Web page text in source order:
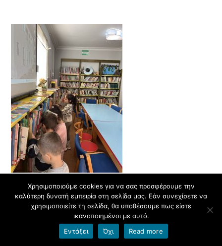
ΕΠΌΜΕΝΟ
Χρησιμοποιούμε cookies για να σας προσφέρουμε την
καλύτερη δυνατή εμπειρία στη σελίδα μας. Εάν συνεχίσετε να
χρησιμοποιείτε τη σελίδα, θα υποθέσουμε πως είστε
ικανοποιημένοι με αυτό.
Εντάξει
Όχι Read more